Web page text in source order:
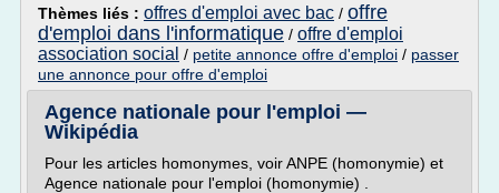
Thèmes liés : offres d'emploi avec bac / offre
d'emploi dans l'informatique / offre d'emploi
association social / petite annonce offre d'emploi / passer
une annonce pour offre d'emploi
Agence nationale pour l'emploi —
Wikipédia
Pour les articles homonymes, voir ANPE (homonymie) et
Agence nationale pour l'emploi (homonymie) .